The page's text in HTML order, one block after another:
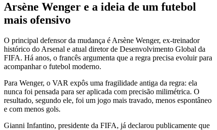
Arsène Wenger e a ideia de um futebol
mais ofensivo
O principal defensor da mudança é Arsène Wenger, ex-treinador
histórico do Arsenal e atual diretor de Desenvolvimento Global da
FIFA. Há anos, o francês argumenta que a regra precisa evoluir para
acompanhar o futebol moderno.
Para Wenger, o VAR expôs uma fragilidade antiga da regra: ela
nunca foi pensada para ser aplicada com precisão milimétrica. O
resultado, segundo ele, foi um jogo mais travado, menos espontâneo
e com menos gols.
Gianni Infantino, presidente da FIFA, já declarou publicamente que